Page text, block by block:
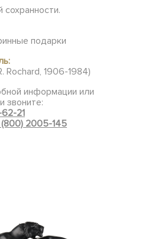
сохранности.
подарки
Rochard, 1906-1984)
информации или
звоните:
21
2005-145